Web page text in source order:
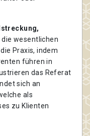
die wesentlichen
Praxis, indem
führen in
das Referat
sich an
als
zu Klienten